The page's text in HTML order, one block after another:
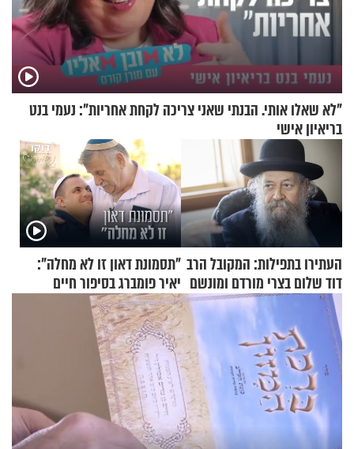
"לא שאלו אותי. הבנתי שאני צריכה לקחת אחריות": נעמי בנט
בריאיון אישי
העתירו בתפילות: המקובל הרב
דוד שלום בצרי מורדם ומונשם
"תסמונת דאון זו לא מחלה":
יאיר פומברג בסיפור חיים
מעורר השראה